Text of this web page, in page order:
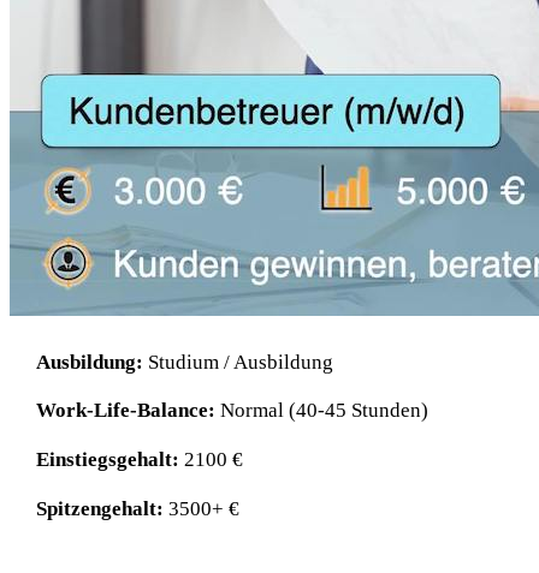
Ausbildung: Studium / Ausbildung
Work-Life-Balance: Normal (40-45 Stunden)
Einstiegsgehalt: 2100 €
Spitzengehalt: 3500+ €